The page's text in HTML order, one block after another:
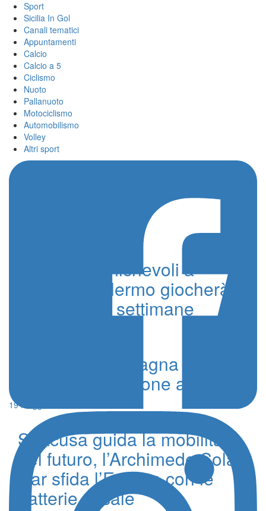
Sport
Sicilia In Gol
Canali tematici
Appuntamenti
Calcio
Calcio a 5
Ciclismo
Nuoto
Pallanuoto
Motociclismo
Automobilismo
Volley
Altri sport
Definite le amichevoli a
Livigno, il Palermo giocherà tre
match in due settimane
Aria di alta montagna al Giro
con il primo tappone alpino
19 Maggio 2024 - Alessandro Teri
Siracusa guida la mobilità
del futuro, l’Archimede Solar
Car sfida l’Europa con le
batterie al sale